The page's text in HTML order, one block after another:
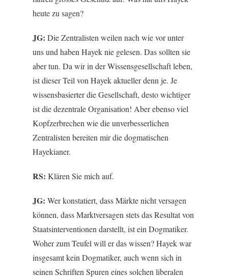
heute zu sagen?
JG: Die Zentralisten weilen nach wie vor unter
uns und haben Hayek nie gelesen. Das sollten sie
aber tun. Da wir in der Wissensgesellschaft leben,
ist dieser Teil von Hayek aktueller denn je. Je
wissensbasierter die Gesellschaft, desto wichtiger
ist die dezentrale Organisation! Aber ebenso viel
Kopfzerbrechen wie die unverbesserlichen
Zentralisten bereiten mir die dogmatischen
Hayekianer.
RS: Klären Sie mich auf.
JG: Wer konstatiert, dass Märkte nicht versagen
können, dass Marktversagen stets das Resultat von
Staatsinterventionen darstellt, ist ein Dogmatiker.
Woher zum Teufel will er das wissen? Hayek war
insgesamt kein Dogmatiker, auch wenn sich in
seinen Schriften Spuren eines solchen liberalen